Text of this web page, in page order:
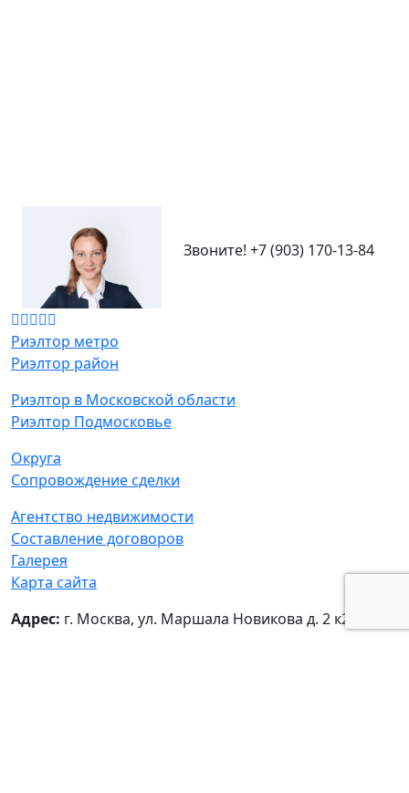
Звоните! +7 (903) 170-13-84
Риэлтор метро
Риэлтор район
Риэлтор в Московской области
Риэлтор Подмосковье
Округа
Сопровождение сделки
Агентство недвижимости
Составление договоров
Галерея
Карта сайта
Адрес: г. Москва, ул. Маршала Новикова д. 2 к2